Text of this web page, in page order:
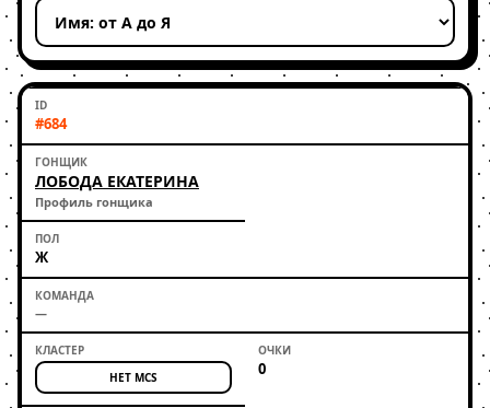
#684
ЛОБОДА ЕКАТЕРИНА
Профиль гонщика
Ж
—
НЕТ MCS 0